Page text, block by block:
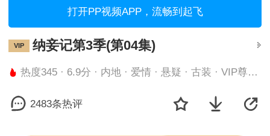
打开PP视频APP，流畅到起飞
VIP 纳妾记第3季(第04集)
热度345 · 6.9分 · 内地 · 爱情 · 悬疑 · 古装 · VIP尊享 · VIP剧集 · 更新至集/全0集
2483条热评